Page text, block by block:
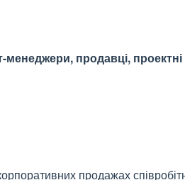
менеджери, продавці, проектні
продажах